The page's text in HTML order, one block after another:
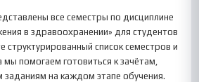
все семестры по дисциплине
в здравоохранении» для студентов
список семестров и
помогаем готовиться к зачётам,
заданиям на каждом этапе обучения.